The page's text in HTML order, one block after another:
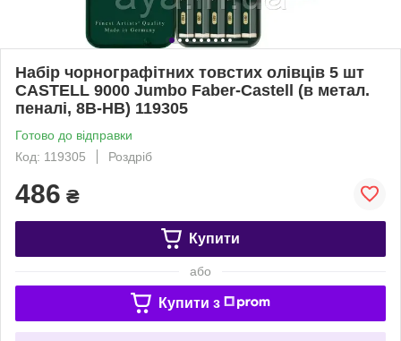
Набір чорнографітних товстих олівців 5 шт
CASTELL 9000 Jumbo Faber-Castell (в метал.
пеналі, 8B-HB) 119305
Готово до відправки
Код: 119305
Роздріб
486 ₴
Купити
або
Купити з